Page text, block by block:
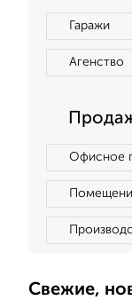
Гаражи
Агенство
Офисное
Свежие,